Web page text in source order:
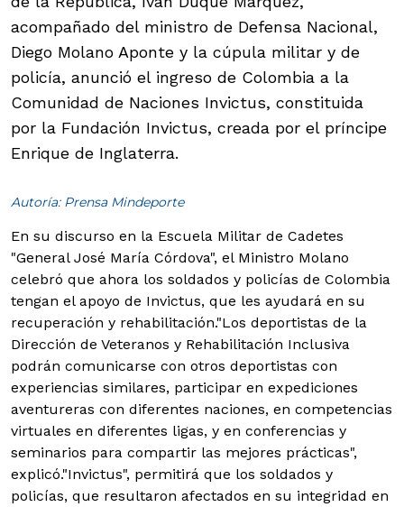
acompañado del ministro de Defensa Nacional,
Diego Molano Aponte y la cúpula militar y de
policía, anunció el ingreso de Colombia a la
Comunidad de Naciones Invictus, constituida
por la Fundación Invictus, creada por el príncipe
Enrique de Inglaterra.
Autoría: Prensa Mindeporte
En su discurso en la Escuela Militar de Cadetes
"General José María Córdova", el Ministro Molano
celebró que ahora los soldados y policías de Colombia
tengan el apoyo de Invictus, que les ayudará en su
recuperación y rehabilitación."Los deportistas de la
Dirección de Veteranos y Rehabilitación Inclusiva
podrán comunicarse con otros deportistas con
experiencias similares, participar en expediciones
aventureras con diferentes naciones, en competencias
virtuales en diferentes ligas, y en conferencias y
seminarios para compartir las mejores prácticas",
explicó."Invictus", permitirá que los soldados y
policías, que resultaron afectados en su integridad en